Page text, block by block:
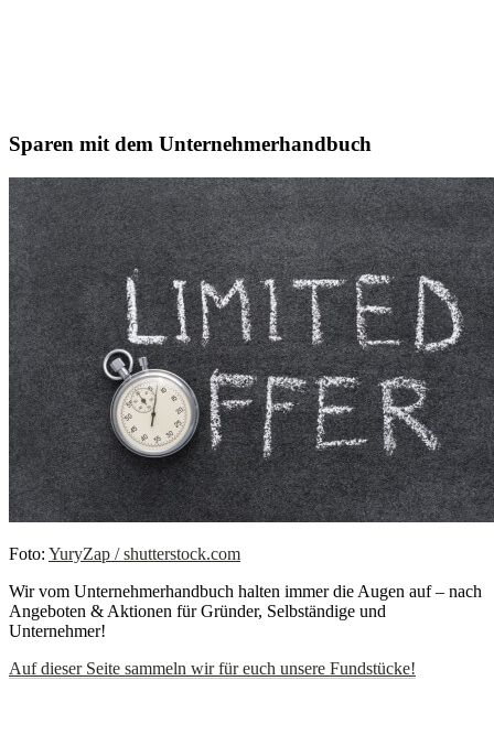
Sparen mit dem Unternehmerhandbuch
Foto: YuryZap / shutterstock.com
Wir vom Unternehmerhandbuch halten immer die Augen auf – nach
Angeboten & Aktionen für Gründer, Selbständige und
Unternehmer!
Auf dieser Seite sammeln wir für euch unsere Fundstücke!